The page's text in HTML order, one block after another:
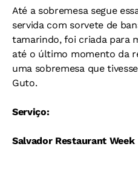
Até a sobremesa segue
servida com sorvete de
tamarindo, foi criada para
até o último momento da
uma sobremesa que
Guto.
Serviço:
Salvador Restaurant Week